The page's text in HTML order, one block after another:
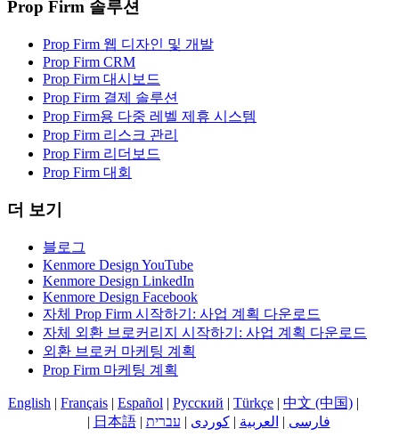
Prop Firm 솔루션
Prop Firm 웹 디자인 및 개발
Prop Firm CRM
Prop Firm 대시보드
Prop Firm 결제 솔루션
Prop Firm용 다중 레벨 제휴 시스템
Prop Firm 리스크 관리
Prop Firm 리더보드
Prop Firm 대회
더 보기
블로그
Kenmore Design YouTube
Kenmore Design LinkedIn
Kenmore Design Facebook
자체 Prop Firm 시작하기: 사업 계획 다운로드
자체 외환 브로커리지 시작하기: 사업 계획 다운로드
외환 브로커 마케팅 계획
Prop Firm 마케팅 계획
English | Français | Español | Русский | Türkçe | 中文 (中国) |
| 日本語| עברית | کوردی| العربية | فارسی